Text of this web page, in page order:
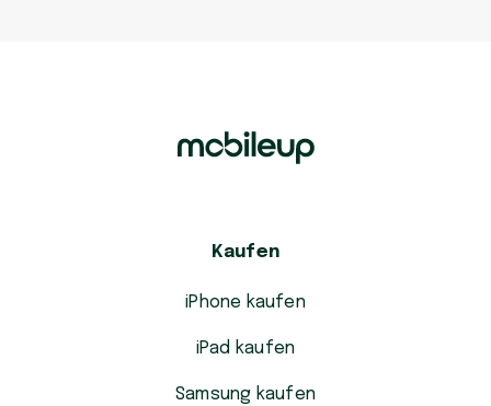
Kaufen
iPhone kaufen
iPad kaufen
Samsung kaufen